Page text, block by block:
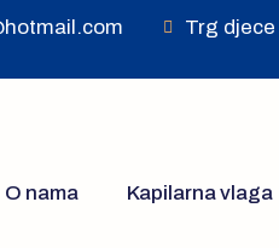
Trg djece
O nama Kapilarna vlaga